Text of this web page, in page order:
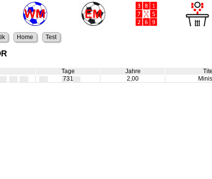
Home Test
Tage Jahre Titel
731 2,00